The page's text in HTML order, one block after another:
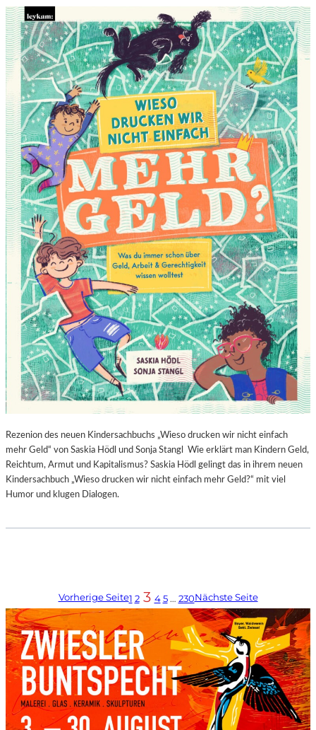
Rezenion des neuen Kindersachbuchs „Wieso drucken wir nicht einfach
mehr Geld“ von Saskia Hödl und Sonja Stangl Wie erklärt man Kindern Geld,
Reichtum, Armut und Kapitalismus? Saskia Hödl gelingt das in ihrem neuen
Kindersachbuch „Wieso drucken wir nicht einfach mehr Geld?“ mit viel
Humor und klugen Dialogen.
Vorherige Seite1 2 3 4 5 … 230Nächste Seite